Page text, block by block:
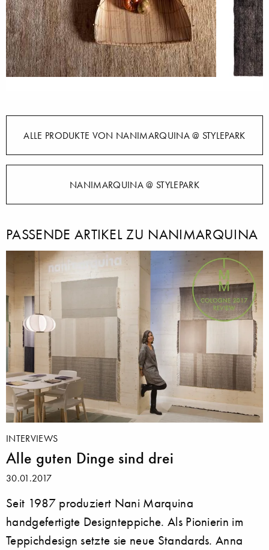
ALLE PRODUKTE VON NANIMARQUINA @ STYLEPARK
NANIMARQUINA @ STYLEPARK
PASSENDE ARTIKEL ZU NANIMARQUINA
INTERVIEWS
Alle guten Dinge sind drei
30.01.2017
Seit 1987 produziert Nani Marquina
handgefertigte Designteppiche. Als Pionierin im
Teppichdesign setzte sie neue Standards. Anna